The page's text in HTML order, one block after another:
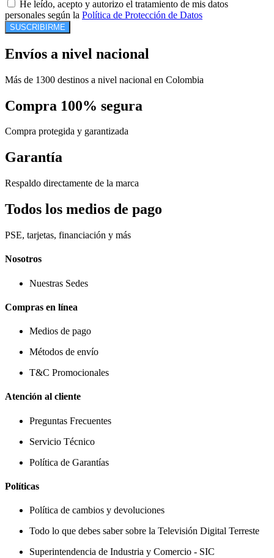
He leído, acepto y autorizo el tratamiento de mis datos
personales según la Política de Protección de Datos
SUSCRIBIRME
Envíos a nivel nacional
Más de 1300 destinos a nivel nacional en Colombia
Compra 100% segura
Compra protegida y garantizada
Garantía
Respaldo directamente de la marca
Todos los medios de pago
PSE, tarjetas, financiación y más
Nosotros
Nuestras Sedes
Compras en línea
Medios de pago
Métodos de envío
T&C Promocionales
Atención al cliente
Preguntas Frecuentes
Servicio Técnico
Política de Garantías
Políticas
Política de cambios y devoluciones
Todo lo que debes saber sobre la Televisión Digital Terreste
Superintendencia de Industria y Comercio - SIC